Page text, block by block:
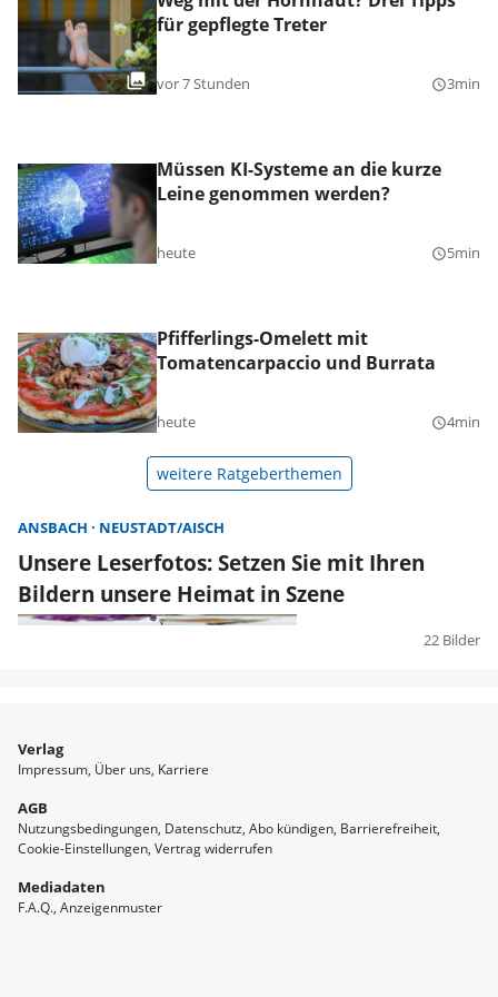
für gepflegte Treter
vor 7 Stunden query_builder3min
Müssen KI-Systeme an die kurze
Leine genommen werden?
heute query_builder5min
Pfifferlings-Omelett mit
Tomatencarpaccio und Burrata
heute query_builder4min
weitere Ratgeberthemen
ANSBACH NEUSTADT/AISCH
Unsere Leserfotos: Setzen Sie mit Ihren
Bildern unsere Heimat in Szene
22 Bilder
Verlag
Impressum Über uns Karriere
AGB
Nutzungsbedingungen Datenschutz Abo kündigen Barrierefreiheit
Cookie-Einstellungen Vertrag widerrufen
Mediadaten
F.A.Q. Anzeigenmuster